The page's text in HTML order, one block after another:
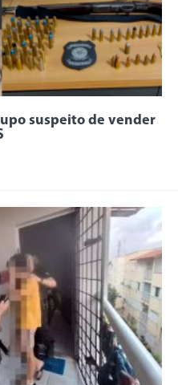
suspeito de vender